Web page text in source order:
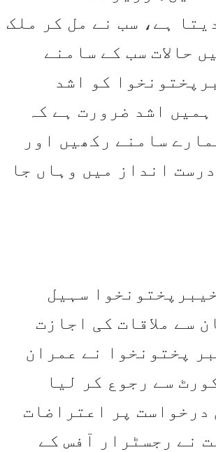
ہے، سب نے مل کر ملک
حالات سب کے سامنے
کو اشد
اشد ضرورت ہے کہ
سامنے رکھیں اور
انداز میں وہاں جا
اعلیٰ خیبرپختونخوا سہیل
سے ملاقات کی اجازت
پختونخوا نے عمران
سے رجوع کر لیا
درخواست پر اعتراضات
کو عدالت نے رجسٹرار آفس کے